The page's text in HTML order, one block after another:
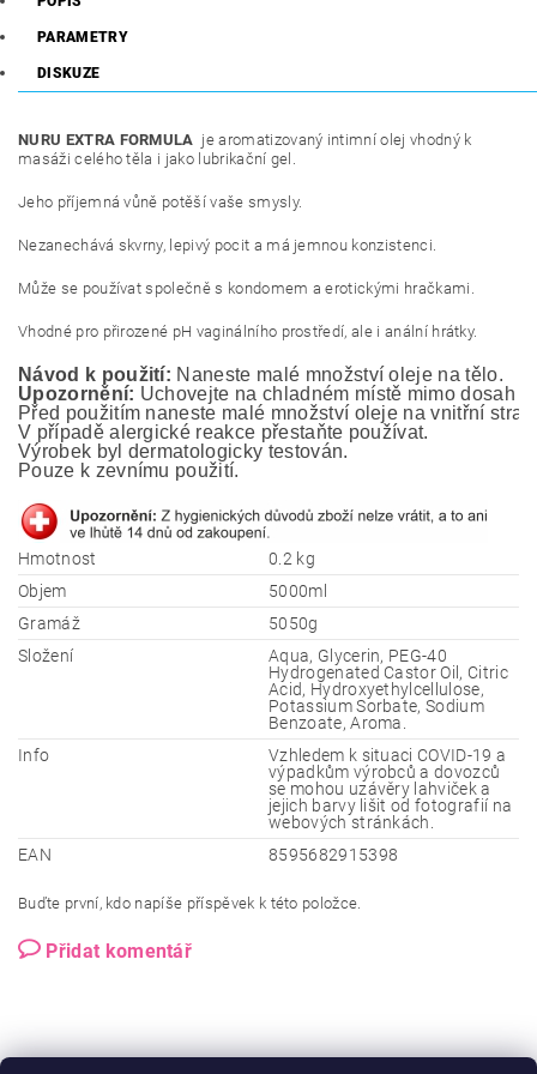
PARAMETRY
DISKUZE
NURU EXTRA FORMULA je aromatizovaný intimní olej vhodný k
masáži celého těla i jako lubrikační gel.
Jeho příjemná vůně potěší vaše smysly.
Nezanechává skvrny, lepivý pocit a má jemnou konzistenci.
Může se používat společně s kondomem a erotickými hračkami.
Vhodné pro přirozené pH vaginálního prostředí, ale i anální hrátky.
Návod k použití: Naneste malé množství oleje na tělo.
Upozornění: Uchovejte na chladném místě mimo dosah
Před použitím naneste malé množství oleje na vnitřní
V případě alergické reakce přestaňte používat.
Výrobek byl dermatologicky testován.
Pouze k zevnímu použití.
Hmotnost
0.2 kg
Objem
5000ml
Gramáž
5050g
Složení
Aqua, Glycerin, PEG-40
Hydrogenated Castor Oil, Citric
Acid, Hydroxyethylcellulose,
Potassium Sorbate, Sodium
Benzoate, Aroma.
Info
Vzhledem k situaci COVID-19 a
výpadkům výrobců a dovozců
se mohou uzávěry lahviček a
jejich barvy lišit od fotografií na
webových stránkách.
EAN
8595682915398
Buďte první, kdo napíše příspěvek k této položce.
Přidat komentář